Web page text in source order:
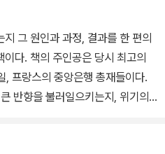
그 원인과 과정, 결과를 한 편의
다. 책의 주인공은 당시 최고의
, 프랑스의 중앙은행 총재들이다.
반향을 불러일으키는지, 위기의